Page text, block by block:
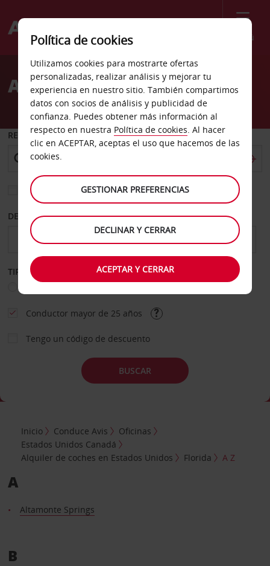
Menú
Welcome
AvisAlquiler de coches Florida
RECOGER EN
Elegir otra oficina de devolución
DESDE HASTA
TIPO DE ALQUILER
Conductor mayor de 25 años
Tengo un código de descuento
BUSCAR
Inicio Conduce Avis
Oficinas
Estados Unidos Canadá
Alquiler de coches en Estados Unidos
Florida A Z
A
Altamonte Springs
B
Política de cookies
Utilizamos cookies para mostrarte ofertas
personalizadas, realizar análisis y mejorar tu
experiencia en nuestro sitio. También compartimos
datos con socios de análisis y publicidad de
confianza. Puedes obtener más información al
respecto en nuestra Política de cookies. Al hacer
clic en ACEPTAR, aceptas el uso que hacemos de las
cookies.
GESTIONAR PREFERENCIAS
DECLINAR Y CERRAR
ACEPTAR Y CERRAR